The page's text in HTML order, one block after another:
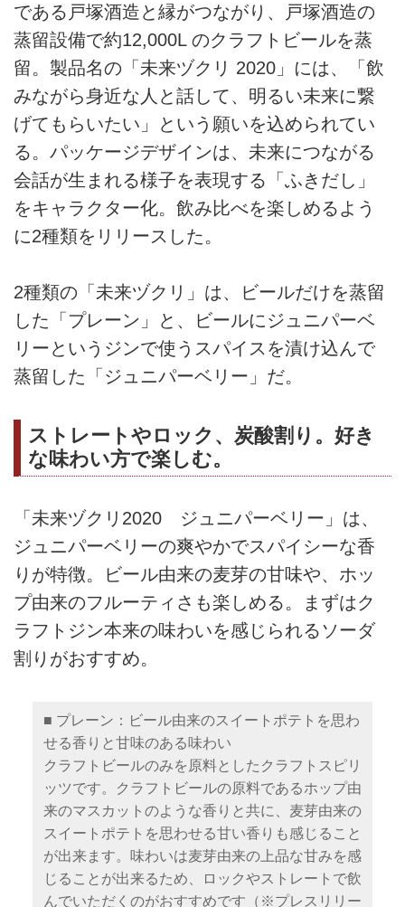
である戸塚酒造と縁がつながり、戸塚酒造の
蒸留設備で約12,000L のクラフトビールを蒸
留。製品名の「未来ヅクリ 2020」には、「飲
みながら身近な人と話して、明るい未来に繋
げてもらいたい」という願いを込められてい
る。パッケージデザインは、未来につながる
会話が生まれる様子を表現する「ふきだし」
をキャラクター化。飲み比べを楽しめるよう
に2種類をリリースした。
2種類の「未来ヅクリ」は、ビールだけを蒸留
した「プレーン」と、ビールにジュニパーベ
リーというジンで使うスパイスを漬け込んで
蒸留した「ジュニパーベリー」だ。
ストレートやロック、炭酸割り。好き
な味わい方で楽しむ。
「未来ヅクリ2020 ジュニパーベリー」は、
ジュニパーベリーの爽やかでスパイシーな香
りが特徴。ビール由来の麦芽の甘味や、ホッ
プ由来のフルーティさも楽しめる。まずはク
ラフトジン本来の味わいを感じられるソーダ
割りがおすすめ。
■ プレーン：ビール由来のスイートポテトを思わ
せる香りと甘味のある味わい
クラフトビールのみを原料としたクラフトスピリ
ッツです。クラフトビールの原料であるホップ由
来のマスカットのような香りと共に、麦芽由来の
スイートポテトを思わせる甘い香りも感じること
が出来ます。味わいは麦芽由来の上品な甘みを感
じることが出来るため、ロックやストレートで飲
んでいただくのがおすすめです（※プレスリリー